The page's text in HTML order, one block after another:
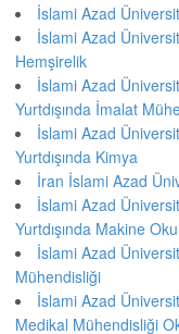
İslami Azad
İslami Azad
Hemşirelik
İslami Azad
Yurtdışında İmalat
İslami Azad
Yurtdışında Kimya
İran İslami Azad
İslami Azad
Yurtdışında Makine
İslami Azad
Mühendisliği
İslami Azad
Medikal Mühendisliği